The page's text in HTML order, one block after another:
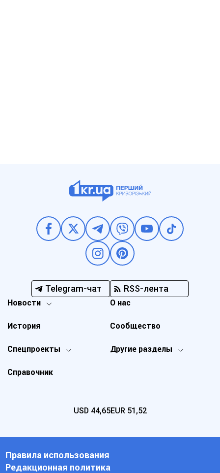
Telegram-чат RSS-лента
Новости
Спецпроекты Другие разделы
История
О нас
Справочник
Сообщество
USD 44,65EUR 51,52
Правила использования
Редакционная политика